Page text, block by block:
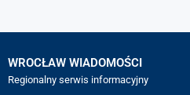
WROCŁAW WIADOMOŚCI
Regionalny serwis informacyjny